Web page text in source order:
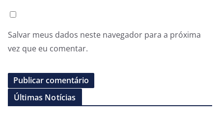
Salvar meus dados neste navegador para a próxima
vez que eu comentar.
Últimas Notícias